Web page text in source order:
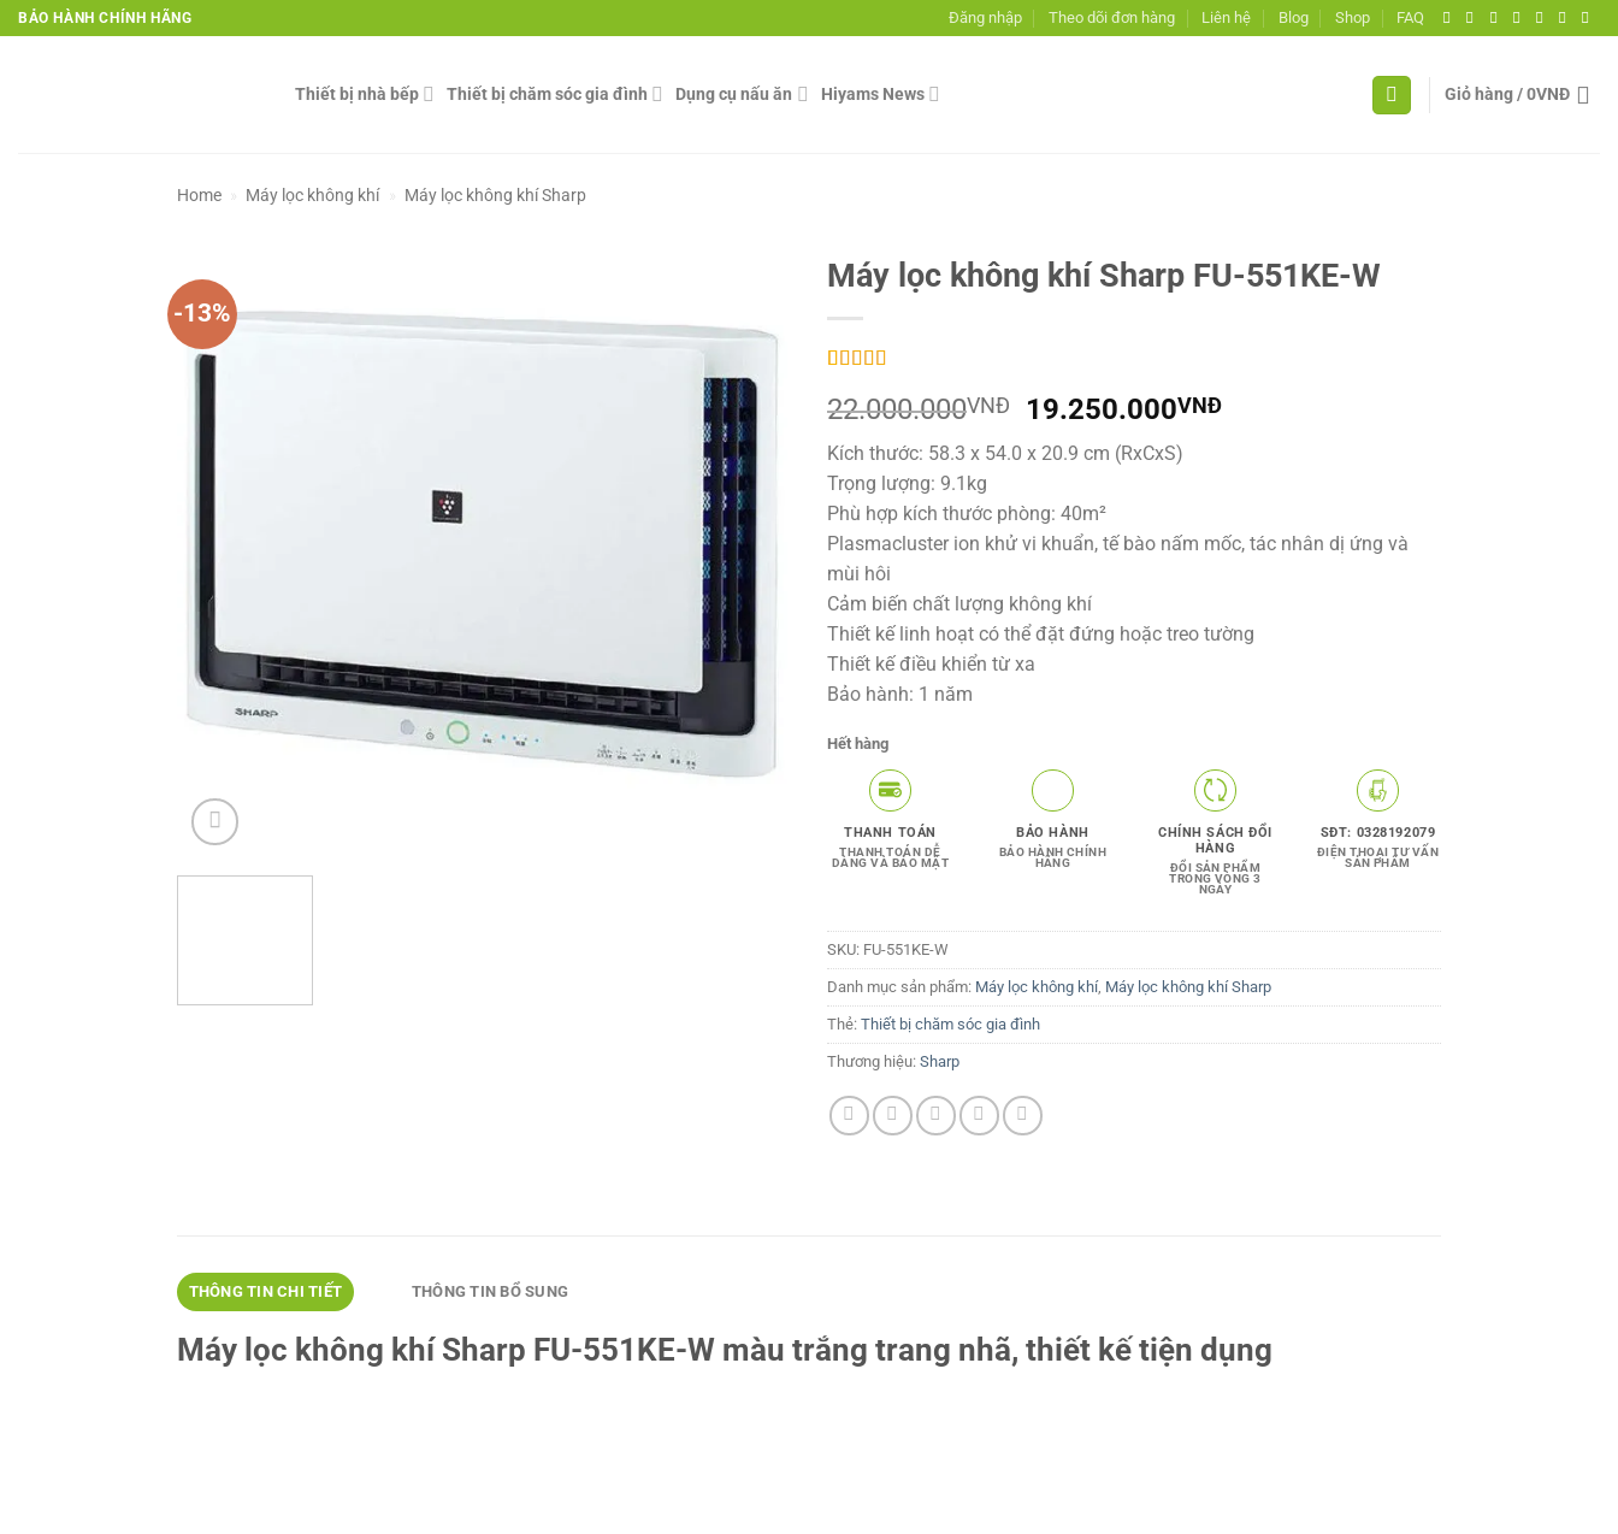
Skip
to
BẢO HÀNH CHÍNH HÃNG Đăng nhập Theo dõi đơn hàng Liên hệ Blog Shop FAQ
Thiết bị nhà bếp Thiết bị chăm sóc gia đình Dụng cụ nấu ăn Hiyams News Giỏ hàng /0VNĐ
Home » Máy lọc không khí » Máy lọc không khí Sharp
-13%
Máy lọc không khí Sharp FU-551KE-W
dựa trên
đánh giá
22.000.000VNĐ
Giá
gốc
là:
19.250.000VNĐGiá
Kích thước: 58.3 x 54.0 x 20.9 cm (RxCxS)
Trọng lượng: 9.1kg
Phù hợp kích thước phòng: 40m²
Plasmacluster ion khử vi khuẩn, tế bào nấm mốc, tác nhân dị ứng và
mùi hôi
Cảm biến chất lượng không khí
Thiết kế linh hoạt có thể đặt đứng hoặc treo tường
Thiết kế điều khiển từ xa
Bảo hành: 1 năm
Hết hàng
THANH TOÁN
THANH TOÁN DỄ
DÀNG VÀ BẢO MẬT
BẢO HÀNH
BẢO HÀNH CHÍNH
HÃNG
CHÍNH SÁCH ĐỔI
HÀNG
ĐỔI SẢN PHẨM
TRONG VÒNG 3
NGÀY
SĐT: 0328192079
ĐIỆN THOẠI TƯ VẤN
SẢN PHẨM
SKU: FU-551KE-W
Danh mục sản phẩm: Máy lọc không khí, Máy lọc không khí Sharp
Thẻ: Thiết bị chăm sóc gia đình
Thương hiệu: Sharp
THÔNG TIN CHI TIẾT THÔNG TIN BỔ SUNG
Máy lọc không khí Sharp FU-551KE-W màu trắng trang nhã, thiết kế tiện dụng